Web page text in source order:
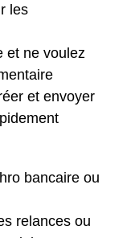
les
et ne voulez
et envoyer
bancaire ou
relances ou